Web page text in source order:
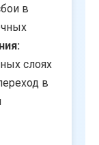
в
слоях
в